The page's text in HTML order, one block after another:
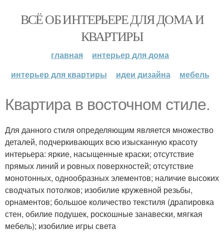
ВСЁ ОБ ИНТЕРЬЕРЕ ДЛЯ ДОМА И
КВАРТИРЫ
главная
интерьер для дома
интерьер для квартиры
идеи дизайна мебель
Квартира в восточном стиле.
Для данного стиля определяющим является множество
деталей, подчеркивающих всю изысканную красоту
интерьера: яркие, насыщенные краски; отсутствие
прямых линий и ровных поверхностей; отсутствие
монотонных, однообразных элементов; наличие высоких
сводчатых потолков; изобилие кружевной резьбы,
орнаментов; большое количество текстиля (драпировка
стен, обилие подушек, роскошные занавески, мягкая
мебель); изобилие игры света